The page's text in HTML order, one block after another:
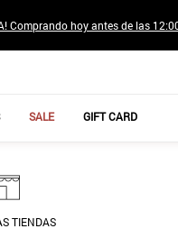
Comprando hoy antes de las
SALE GIFT CARD
TIENDAS
gamulan